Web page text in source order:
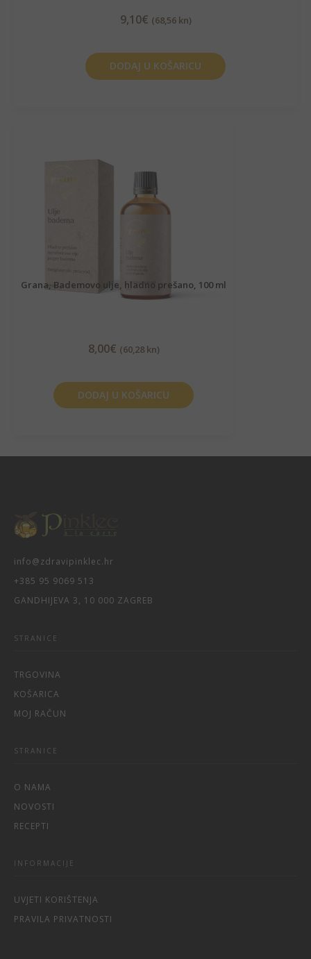
9,10€ (68,56 kn)
DODAJ U KOŠARICU
Grana, Bademovo ulje, hladno prešano, 100 ml
8,00€ (60,28 kn)
DODAJ U KOŠARICU
info@zdravipinklec.hr
+385 95 9069 513
GANDHIJEVA 3, 10 000 ZAGREB
STRANICE
TRGOVINA
KOŠARICA
MOJ RAČUN
STRANICE
O NAMA
NOVOSTI
RECEPTI
INFORMACIJE
UVJETI KORIŠTENJA
PRAVILA PRIVATNOSTI